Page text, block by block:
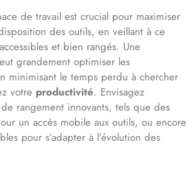
de travail est crucial pour maximiser
des outils, en veillant à ce
et bien rangés. Une
grandement optimiser les
minimisant le temps perdu à chercher
votre productivité. Envisagez
de rangement innovants, tels que des
un accès mobile aux outils, ou encore
pour s’adapter à l’évolution des